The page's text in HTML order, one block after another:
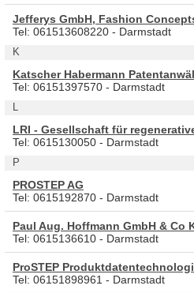
Jefferys GmbH, Fashion
Tel: 061513608220 - Darmstadt
K
Katscher Habermann
Tel: 06151397570 - Darmstadt
LRI - Gesellschaft für
Tel: 0615130050 - Darmstadt
P
PROSTEP AG
Tel: 0615192870 - Darmstadt
Paul Aug. Hoffmann GmbH & Co
Tel: 0615136610 - Darmstadt
ProSTEP
Tel: 06151898961 - Darmstadt